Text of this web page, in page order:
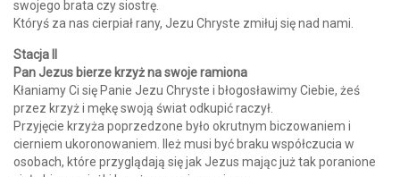
swojego brata czy siostrę.
Któryś za nas cierpiał rany, Jezu Chryste zmiłuj się nad nami.
Stacja II
Pan Jezus bierze krzyż na swoje ramiona
Kłaniamy Ci się Panie Jezu Chryste i błogosławimy Ciebie, żeś
przez krzyż i mękę swoją świat odkupić raczył.
Przyjęcie krzyża poprzedzone było okrutnym biczowaniem i
cierniem ukoronowaniem. Ileż musi być braku współczucia w
osobach, które przyglądają się jak Jezus mając już tak poranione